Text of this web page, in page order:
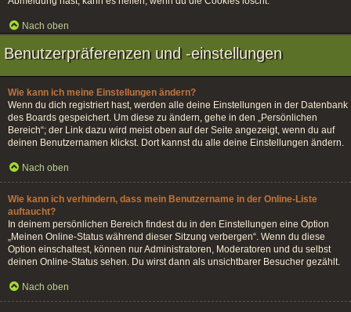
Nach oben
Benutzerpräferenzen und -einstellungen
Wie kann ich meine Einstellungen ändern?
Wenn du dich registriert hast, werden alle deine Einstellungen in der Datenbank
des Boards gespeichert. Um diese zu ändern, gehe in den „Persönlichen
Bereich“; der Link dazu wird meist oben auf der Seite angezeigt, wenn du auf
deinen Benutzernamen klickst. Dort kannst du alle deine Einstellungen ändern.
Nach oben
Wie kann ich verhindern, dass mein Benutzername in der Online-Liste
auftaucht?
In deinem persönlichen Bereich findest du in den Einstellungen eine Option
„Meinen Online-Status während dieser Sitzung verbergen“. Wenn du diese
Option einschaltest, können nur Administratoren, Moderatoren und du selbst
deinen Online-Status sehen. Du wirst dann als unsichtbarer Besucher gezählt.
Nach oben